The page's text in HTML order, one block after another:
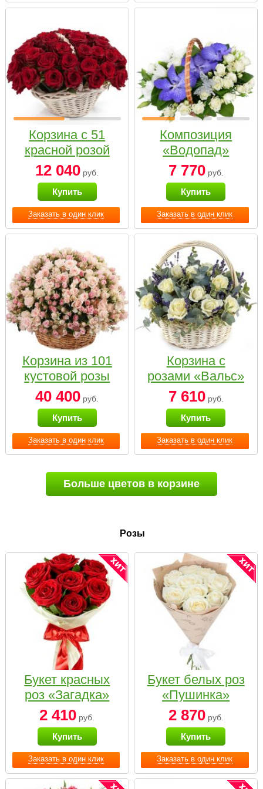
Заказать в один клик
Корзина с 51
красной розой
12 040 руб.
Купить
Заказать в один клик
Композиция
«Водопад»
7 770руб.
Купить
Заказать в один клик
Корзина из 101
кустовой розы
нежных тонов
40 400 руб.
Купить
Заказать в один клик
Корзина с
розами «Вальс»
7 610руб.
Купить
Больше цветов в корзине
Розы
Заказать в один клик
Букет красных
роз «Загадка»
2 410 руб.
Купить
Заказать в один клик
Букет белых роз
«Пушинка»
2 870руб.
Купить